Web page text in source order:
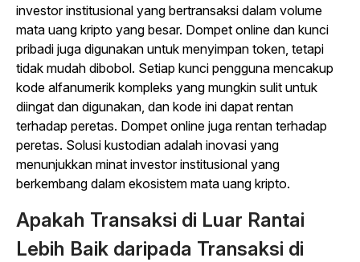
investor institusional yang bertransaksi dalam volume
mata uang kripto yang besar. Dompet online dan kunci
pribadi juga digunakan untuk menyimpan token, tetapi
tidak mudah dibobol. Setiap kunci pengguna mencakup
kode alfanumerik kompleks yang mungkin sulit untuk
diingat dan digunakan, dan kode ini dapat rentan
terhadap peretas. Dompet online juga rentan terhadap
peretas. Solusi kustodian adalah inovasi yang
menunjukkan minat investor institusional yang
berkembang dalam ekosistem mata uang kripto.
Apakah Transaksi di Luar Rantai
Lebih Baik daripada Transaksi di